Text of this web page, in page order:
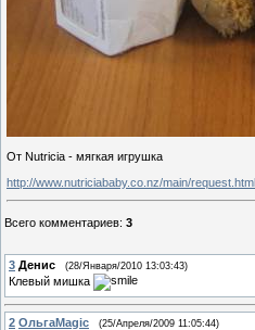
От Nutricia - мягкая игрушка
http://www.nutriciababy.co.nz/main/request.html
Всего комментариев: 3
3 Денис (28/Января/2010 13:03:43)
Клевый мишка
2 ОльгаMagic (25/Апреля/2009 11:05:44)